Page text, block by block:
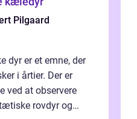
Pilgaard
dyr er et emne, der
i årtier. Der er
ved at observere
rovdyr og